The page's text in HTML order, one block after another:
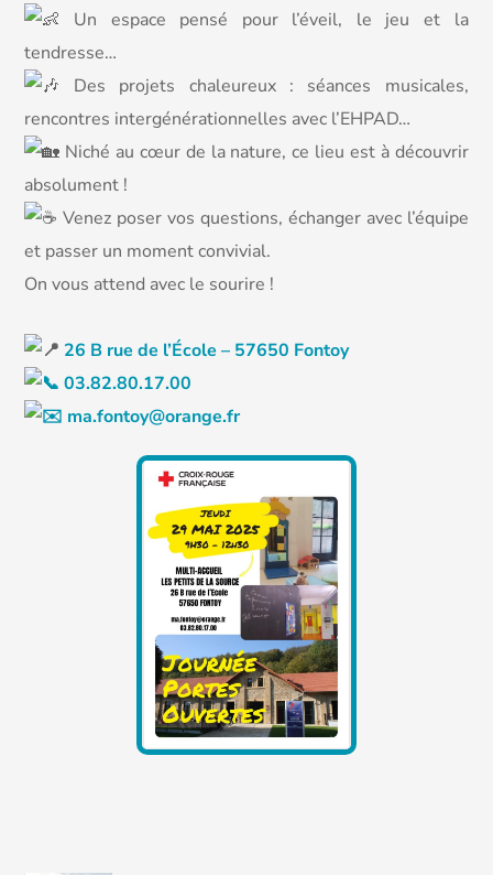
Un espace pensé pour l’éveil, le jeu et la
tendresse…
Des projets chaleureux : séances musicales,
rencontres intergénérationnelles avec l’EHPAD…
Niché au cœur de la nature, ce lieu est à découvrir
absolument !
Venez poser vos questions, échanger avec l’équipe
et passer un moment convivial.
On vous attend avec le sourire !
26 B rue de l’École – 57650 Fontoy
03.82.80.17.00
ma.fontoy@orange.fr